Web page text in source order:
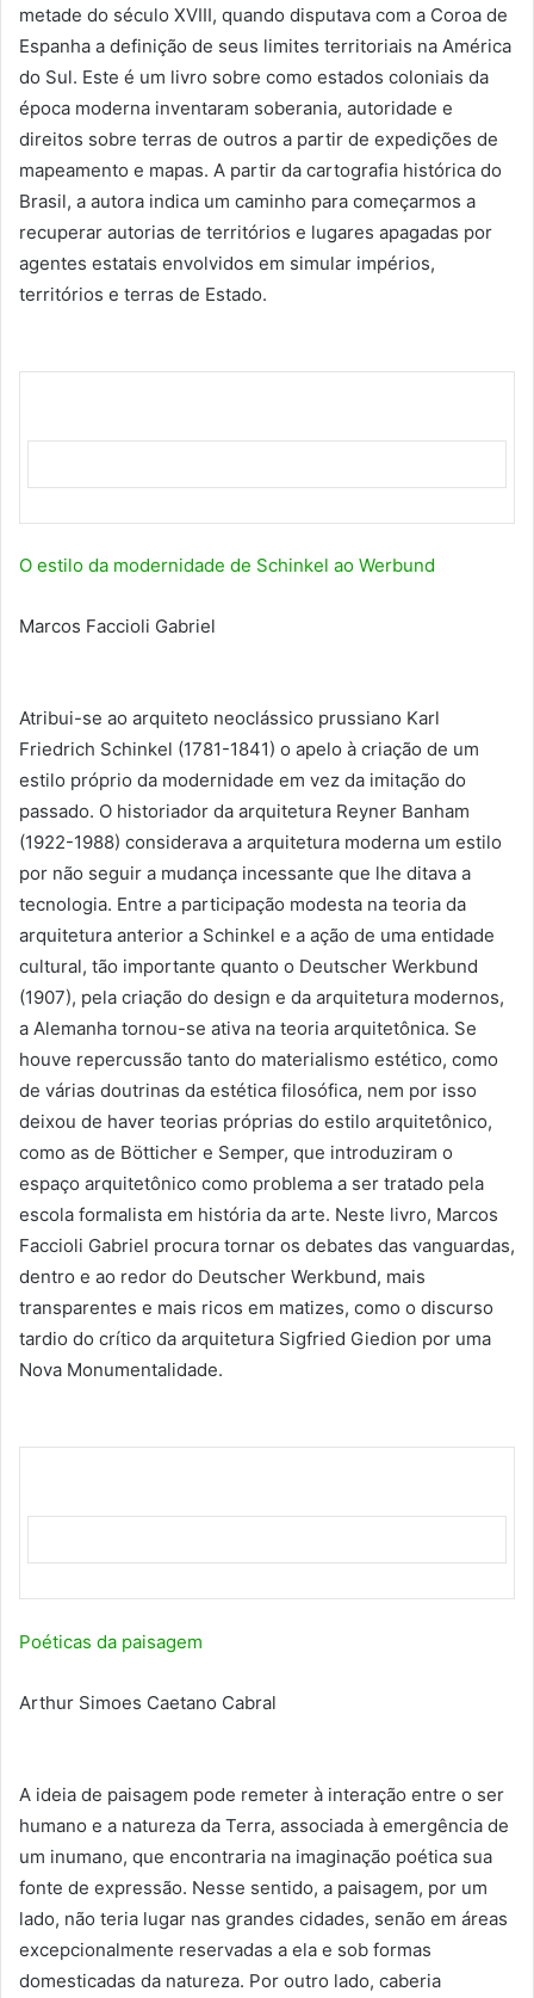
metade do século XVIII, quando disputava com a Coroa de
Espanha a definição de seus limites territoriais na América
do Sul. Este é um livro sobre como estados coloniais da
época moderna inventaram soberania, autoridade e
direitos sobre terras de outros a partir de expedições de
mapeamento e mapas. A partir da cartografia histórica do
Brasil, a autora indica um caminho para começarmos a
recuperar autorias de territórios e lugares apagadas por
agentes estatais envolvidos em simular impérios,
territórios e terras de Estado.
O estilo da modernidade de Schinkel ao Werbund
Marcos Faccioli Gabriel
Atribui-se ao arquiteto neoclássico prussiano Karl
Friedrich Schinkel (1781-1841) o apelo à criação de um
estilo próprio da modernidade em vez da imitação do
passado. O historiador da arquitetura Reyner Banham
(1922-1988) considerava a arquitetura moderna um estilo
por não seguir a mudança incessante que lhe ditava a
tecnologia. Entre a participação modesta na teoria da
arquitetura anterior a Schinkel e a ação de uma entidade
cultural, tão importante quanto o Deutscher Werkbund
(1907), pela criação do design e da arquitetura modernos,
a Alemanha tornou-se ativa na teoria arquitetônica. Se
houve repercussão tanto do materialismo estético, como
de várias doutrinas da estética filosófica, nem por isso
deixou de haver teorias próprias do estilo arquitetônico,
como as de Bötticher e Semper, que introduziram o
espaço arquitetônico como problema a ser tratado pela
escola formalista em história da arte. Neste livro, Marcos
Faccioli Gabriel procura tornar os debates das vanguardas,
dentro e ao redor do Deutscher Werkbund, mais
transparentes e mais ricos em matizes, como o discurso
tardio do crítico da arquitetura Sigfried Giedion por uma
Nova Monumentalidade.
Poéticas da paisagem
Arthur Simoes Caetano Cabral
A ideia de paisagem pode remeter à interação entre o ser
humano e a natureza da Terra, associada à emergência de
um inumano, que encontraria na imaginação poética sua
fonte de expressão. Nesse sentido, a paisagem, por um
lado, não teria lugar nas grandes cidades, senão em áreas
excepcionalmente reservadas a ela e sob formas
domesticadas da natureza. Por outro lado, caberia